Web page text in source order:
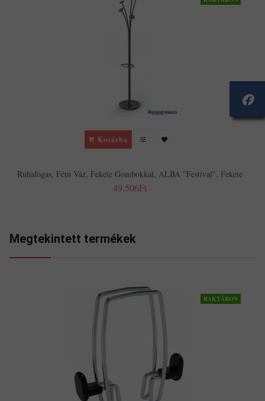
Kosárba
Ruhafogas, Fém Váz, Fekete Gombokkal, ALBA "Festival", Fekete
49,506Ft
Megtekintett termékek
RAKTÁRON